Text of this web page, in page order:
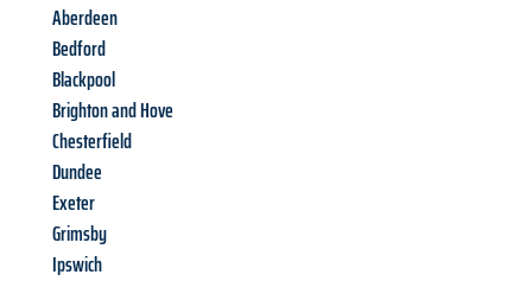
Aberdeen
Bedford
Blackpool
Brighton and Hove
Chesterfield
Dundee
Exeter
Grimsby
Ipswich